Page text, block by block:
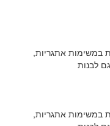
במשימות אתגריות,
לבנות
במשימות אתגריות,